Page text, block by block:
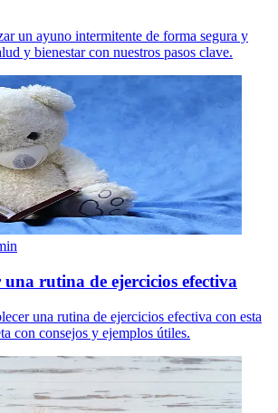
un ayuno intermitente de forma segura y
y bienestar con nuestros pasos clave.
una rutina de ejercicios efectiva
una rutina de ejercicios efectiva con esta
con consejos y ejemplos útiles.